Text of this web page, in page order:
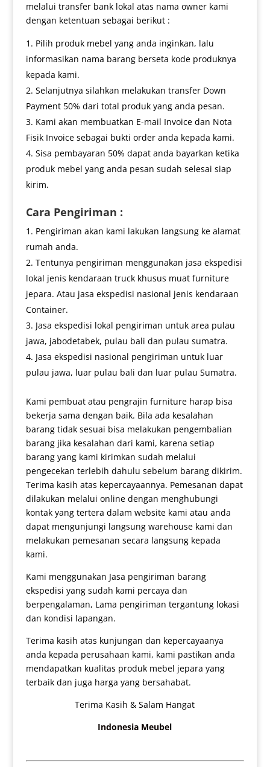
melalui transfer bank lokal atas nama owner kami
dengan ketentuan sebagai berikut :
Pilih produk mebel yang anda inginkan, lalu
informasikan nama barang berseta kode produknya
kepada kami.
Selanjutnya silahkan melakukan transfer Down
Payment 50% dari total produk yang anda pesan.
Kami akan membuatkan E-mail Invoice dan Nota
Fisik Invoice sebagai bukti order anda kepada kami.
Sisa pembayaran 50% dapat anda bayarkan ketika
produk mebel yang anda pesan sudah selesai siap
kirim.
Cara Pengiriman :
Pengiriman akan kami lakukan langsung ke alamat
rumah anda.
Tentunya pengiriman menggunakan jasa ekspedisi
lokal jenis kendaraan truck khusus muat furniture
jepara. Atau jasa ekspedisi nasional jenis kendaraan
Container.
Jasa ekspedisi lokal pengiriman untuk area pulau
jawa, jabodetabek, pulau bali dan pulau sumatra.
Jasa ekspedisi nasional pengiriman untuk luar
pulau jawa, luar pulau bali dan luar pulau Sumatra.
Kami pembuat atau pengrajin furniture harap bisa
bekerja sama dengan baik. Bila ada kesalahan
barang tidak sesuai bisa melakukan pengembalian
barang jika kesalahan dari kami, karena setiap
barang yang kami kirimkan sudah melalui
pengecekan terlebih dahulu sebelum barang dikirim.
Terima kasih atas kepercayaannya. Pemesanan dapat
dilakukan melalui online dengan menghubungi
kontak yang tertera dalam website kami atau anda
dapat mengunjungi langsung warehouse kami dan
melakukan pemesanan secara langsung kepada
kami.
Kami menggunakan Jasa pengiriman barang
ekspedisi yang sudah kami percaya dan
berpengalaman, Lama pengiriman tergantung lokasi
dan kondisi lapangan.
Terima kasih atas kunjungan dan kepercayaanya
anda kepada perusahaan kami, kami pastikan anda
mendapatkan kualitas produk mebel jepara yang
terbaik dan juga harga yang bersahabat.
Terima Kasih & Salam Hangat
Indonesia Meubel